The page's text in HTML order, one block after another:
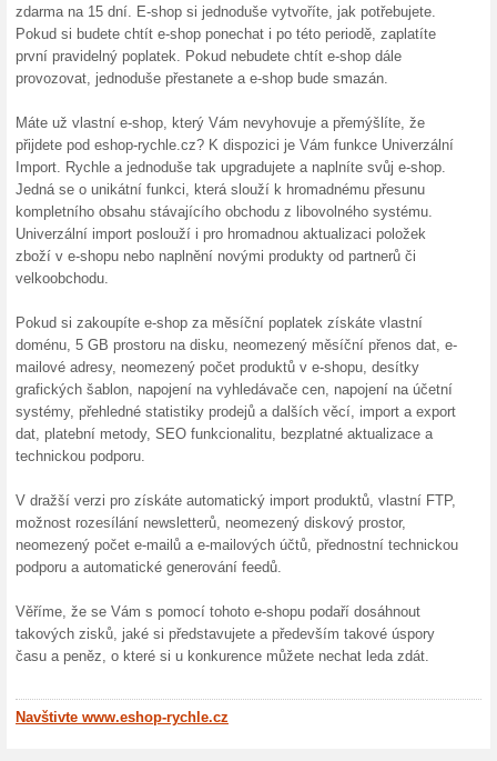
aktualizace a nové funkce
v ceně. Bližší info na Eshop-
Vyzkoušejte zdarma
100% fungovalo Akce
Vyzkoušejte nezávazně 15
Teprve pak se rozhodnete,
informace naleznete na
Skončené nabídky... (3x)
Více o Eshop-